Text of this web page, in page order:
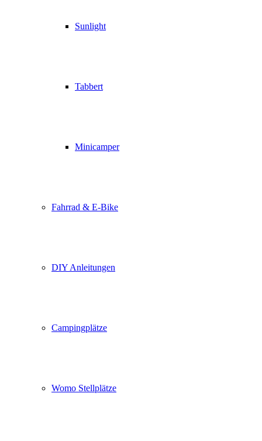
Sunlight
Tabbert
Minicamper
Fahrrad & E-Bike
DIY Anleitungen
Campingplätze
Womo Stellplätze